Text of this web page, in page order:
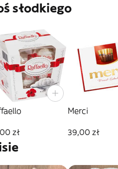
słodkiego
zł
Merci
39,00 zł